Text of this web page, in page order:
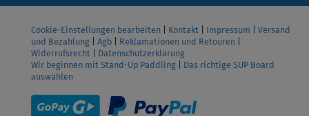
Cookie-Einstellungen bearbeiten Kontakt Impressum
Versand
und Bezahlung
Agb Reklamationen und Retouren
Widerrufsrecht
Datenschutzerklärung
Wir beginnen mit Stand-Up Paddling
Das richtige SUP Board
auswählen